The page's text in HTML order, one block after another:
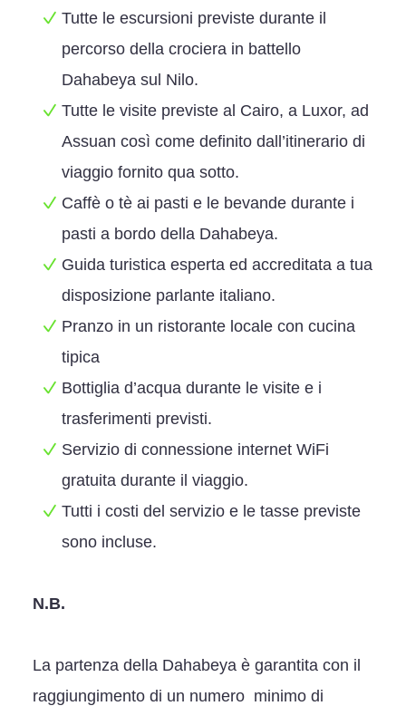
Tutte le escursioni previste durante il
percorso della crociera in battello
Dahabeya sul Nilo.
Tutte le visite previste al Cairo, a Luxor, ad
Assuan così come definito dall’itinerario di
viaggio fornito qua sotto.
Caffè o tè ai pasti e le bevande durante i
pasti a bordo della Dahabeya.
Guida turistica esperta ed accreditata a tua
disposizione parlante italiano.
Pranzo in un ristorante locale con cucina
tipica
Bottiglia d’acqua durante le visite e i
trasferimenti previsti.
Servizio di connessione internet WiFi
gratuita durante il viaggio.
Tutti i costi del servizio e le tasse previste
sono incluse.
N.B.
La partenza della Dahabeya è garantita con il
raggiungimento di un numero minimo di